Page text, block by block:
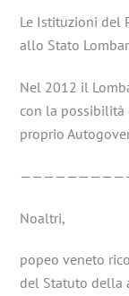
Le Istituzioni del
allo Stato
Nel 2012 il
con la possibilità
proprio
Noaltri,
popeo veneto
del Statuto della